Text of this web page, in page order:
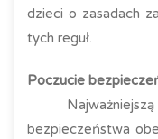
dzieci o zasadach
tych reguł.
Poczucie
Najważniejszą
bezpieczeństwa